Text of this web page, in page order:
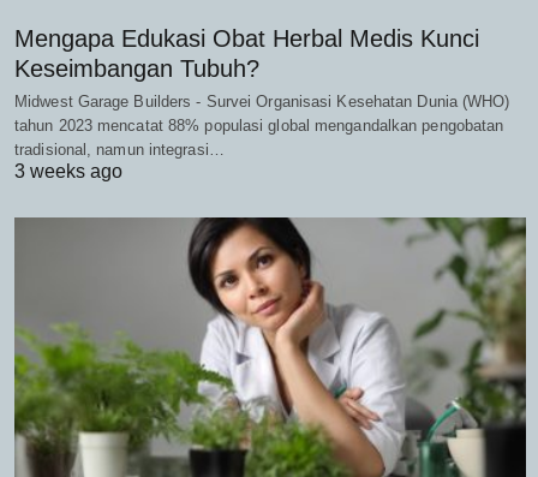
Mengapa Edukasi Obat Herbal Medis Kunci
Keseimbangan Tubuh?
Midwest Garage Builders - Survei Organisasi Kesehatan Dunia (WHO)
tahun 2023 mencatat 88% populasi global mengandalkan pengobatan
tradisional, namun integrasi…
3 weeks ago